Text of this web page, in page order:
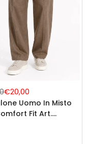
Prezzo
di
vendita
€20,00
Uomo In Misto
Fit Art.